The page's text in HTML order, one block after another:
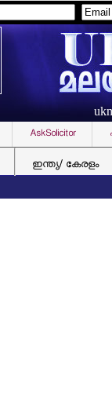
AskSolicitor
ഇന്ത്യ/ കേരളം